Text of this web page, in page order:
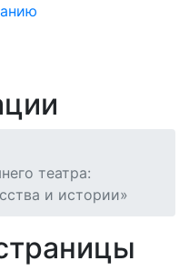
театра:
и истории»